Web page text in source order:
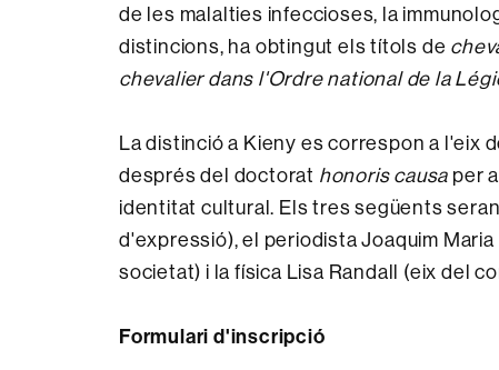
de les malalties infeccioses, la
distincions, ha obtingut els títols de
chevalier dans l'Ordre national de la
La distinció a Kieny es correspon a l'eix
després del doctorat honoris causa per
identitat cultural. Els tres següents
d'expressió), el periodista Joaquim
societat) i la física Lisa Randall (eix del
Formulari d'inscripció